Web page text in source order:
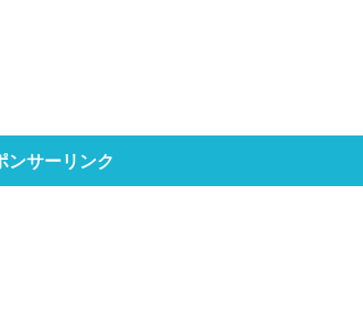
ンサーリンク